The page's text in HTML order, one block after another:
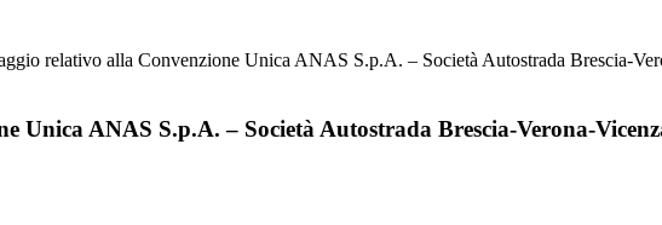
relativo alla Convenzione Unica ANAS S.p.A. – Società Autostrada Brescia-
Unica ANAS S.p.A. – Società Autostrada Brescia-Verona-